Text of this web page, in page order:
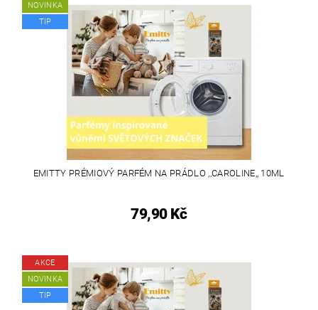
NOVINKA
TIP
EMITTY PRÉMIOVÝ PARFÉM NA PRÁDLO ,,CAROLINE,, 10ML
79,90 Kč
AKCE
NOVINKA
TIP